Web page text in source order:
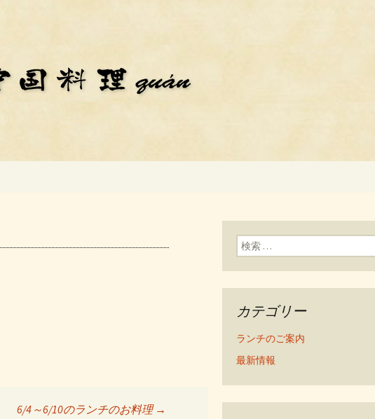
ある中国料理「チ
6/4～6/10のランチのお料理 →
検索:
カテゴリー
ランチのご案内
最新情報